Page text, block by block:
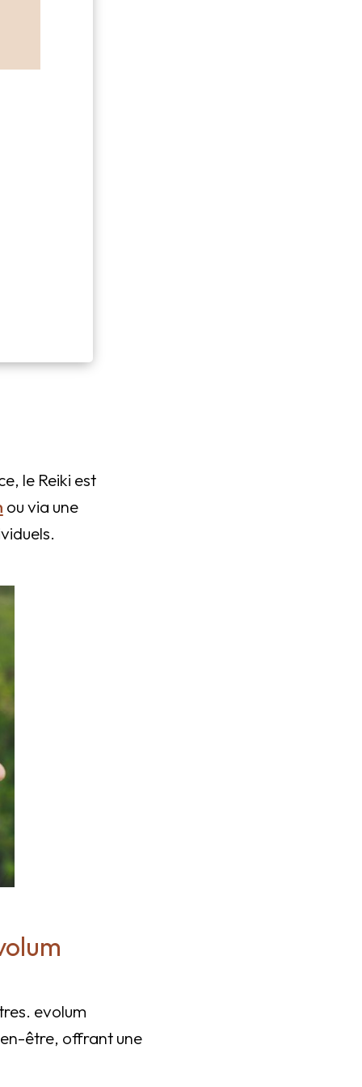
le Reiki est
ou via une
evolum
être, offrant une